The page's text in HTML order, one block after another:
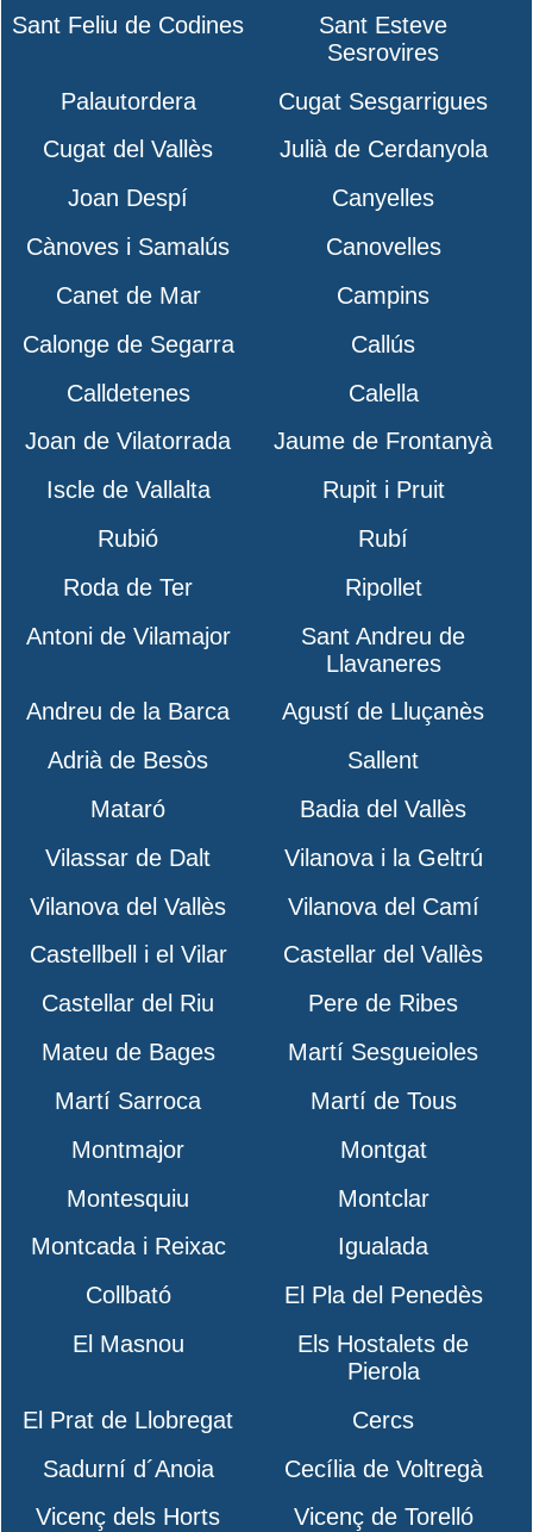
Sant Feliu de Codines
Sant Esteve
Sesrovires
Palautordera
Cugat Sesgarrigues
Cugat del Vallès
Julià de Cerdanyola
Joan Despí
Canyelles
Cànoves i Samalús
Canovelles
Canet de Mar
Campins
Calonge de Segarra
Callús
Calldetenes
Calella
Joan de Vilatorrada
Jaume de Frontanyà
Iscle de Vallalta
Rupit i Pruit
Rubió
Rubí
Roda de Ter
Ripollet
Antoni de Vilamajor
Sant Andreu de
Llavaneres
Andreu de la Barca
Agustí de Lluçanès
Adrià de Besòs
Sallent
Mataró
Badia del Vallès
Vilassar de Dalt
Vilanova i la Geltrú
Vilanova del Vallès
Vilanova del Camí
Castellbell i el Vilar
Castellar del Vallès
Castellar del Riu
Pere de Ribes
Mateu de Bages
Martí Sesgueioles
Martí Sarroca
Martí de Tous
Montmajor
Montgat
Montesquiu
Montclar
Montcada i Reixac
Igualada
Collbató
El Pla del Penedès
El Masnou
Els Hostalets de
Pierola
El Prat de Llobregat
Cercs
Sadurní d´Anoia
Cecília de Voltregà
Vicenç dels Horts
Vicenç de Torelló